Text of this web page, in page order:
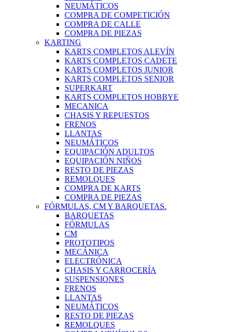
NEUMÁTICOS
COMPRA DE COMPETICIÓN
COMPRA DE CALLE
COMPRA DE PIEZAS
KARTING
KARTS COMPLETOS ALEVÍN
KARTS COMPLETOS CADETE
KARTS COMPLETOS JUNIOR
KARTS COMPLETOS SENIOR
SUPERKART
KARTS COMPLETOS HOBBYE
MECANICA
CHASIS Y REPUESTOS
FRENOS
LLANTAS
NEUMÁTICOS
EQUIPACIÓN ADULTOS
EQUIPACIÓN NIÑOS
RESTO DE PIEZAS
REMOLQUES
COMPRA DE KARTS
COMPRA DE PIEZAS
FÓRMULAS, CM Y BARQUETAS.
BARQUETAS
FÓRMULAS
CM
PROTOTIPOS
MECÁNICA
ELECTRÓNICA
CHASIS Y CARROCERÍA
SUSPENSIONES
FRENOS
LLANTAS
NEUMÁTICOS
RESTO DE PIEZAS
REMOLQUES